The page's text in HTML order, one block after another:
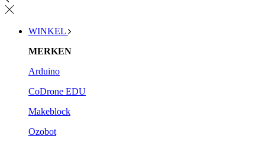
WINKEL
MERKEN
Arduino
CoDrone EDU
Makeblock
Ozobot